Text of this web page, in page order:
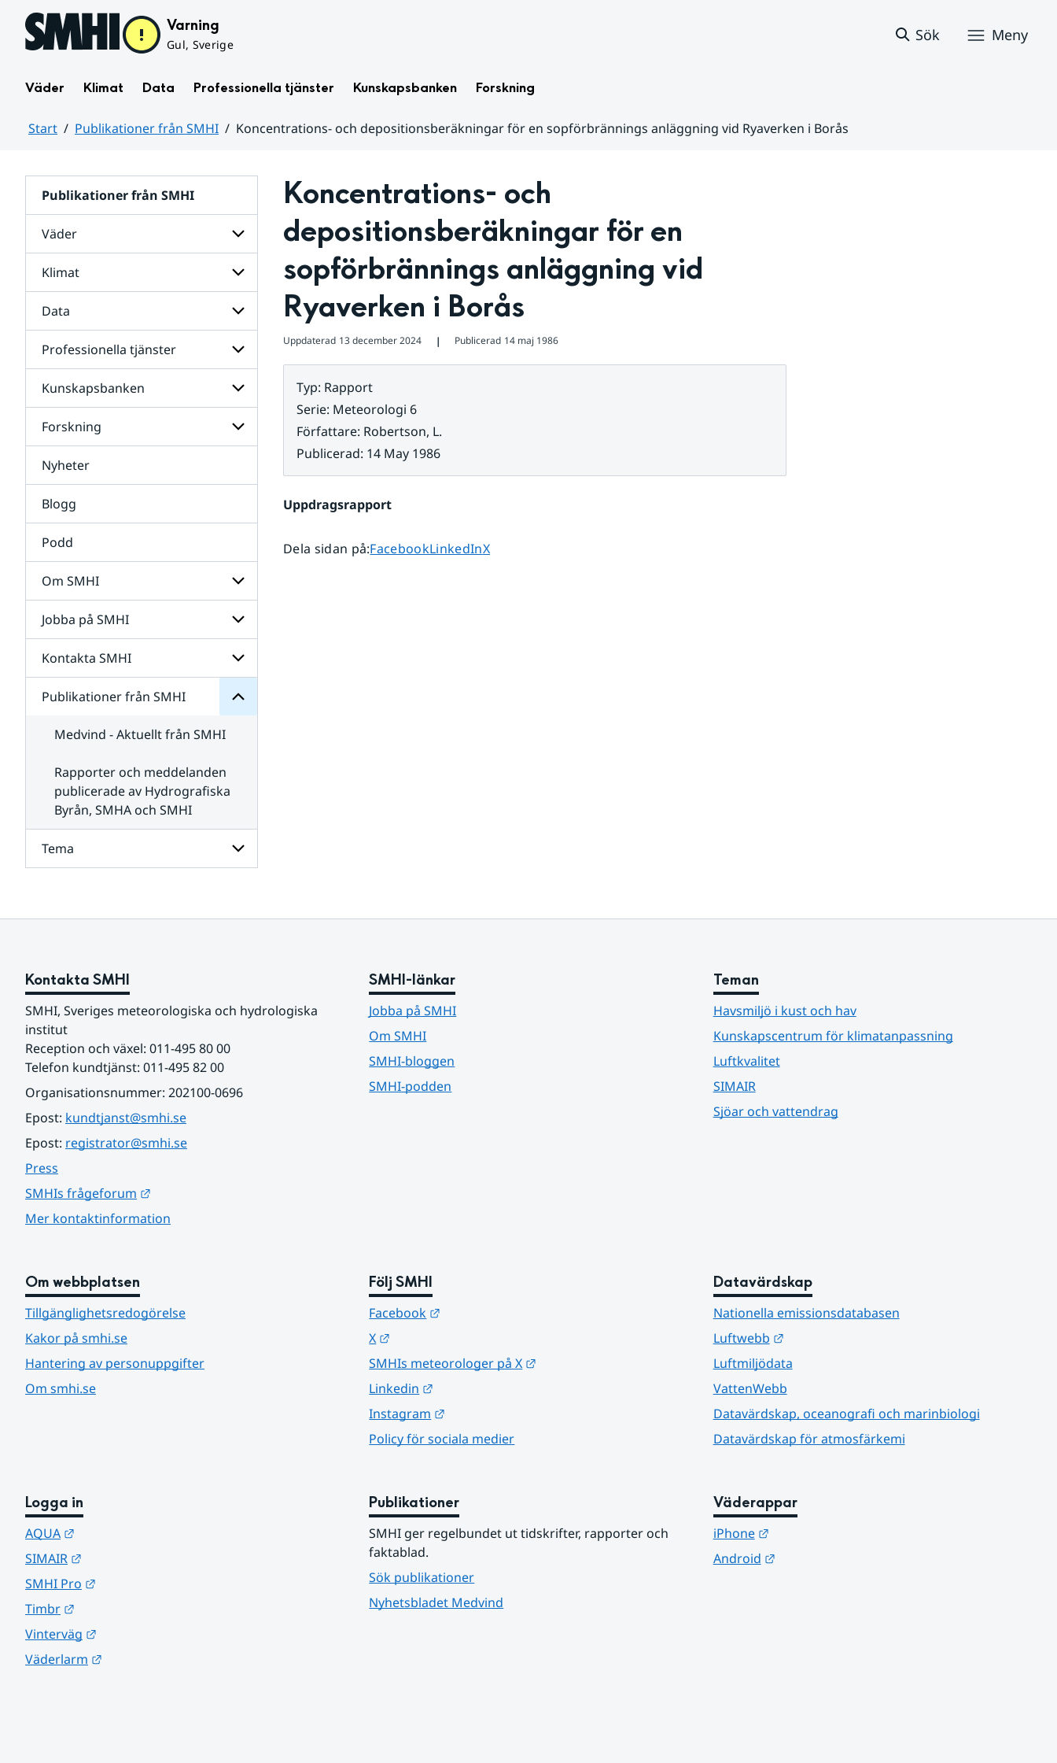
Hoppa till sidans innehåll Varning
Gul, Sverige
Sök Meny
Väder Klimat Data Professionella tjänster Kunskapsbanken Forskning
Start Publikationer från SMHI
Koncentrations- och depositionsberäkningar för en sopförbrännings anläggning vid Ryaverken i Borås
Publikationer från SMHI
Väder
Undersidor
för
Väder
Klimat
Undersidor
för
Klimat
Data
Undersidor
för
Data
Professionella tjänster
Undersidor
för
Professionella
tjänster
Kunskapsbanken
Undersidor
för
Kunskapsbanken
Forskning
för
Forskning
Nyheter
Blogg
Podd
Om SMHI
Undersidor
för
Om
SMHI
Jobba på SMHI
Undersidor
för
Jobba
på
Kontakta SMHI
Undersidor
Kontakta
SMHI
Publikationer från SMHI
Undersidor
för
Publikationer
från
SMHI
Medvind - Aktuellt från SMHI
Rapporter och meddelanden
publicerade av Hydrografiska
Byrån, SMHA och SMHI
Tema
Tema
Koncentrations- och
depositionsberäkningar för en
sopförbrännings anläggning vid
Ryaverken i Borås
Uppdaterad 13 december 2024 ❘ Publicerad 14 maj 1986
Typ: Rapport
Serie: Meteorologi 6
Författare: Robertson, L.
Publicerad: 14 May 1986
Uppdragsrapport
Dela sidan på:Dela sidan på
FacebookDela sidan på
LinkedInDela sidan på
X
Kontakta SMHI
SMHI, Sveriges meteorologiska och hydrologiska
institut
Reception och växel: 011-495 80 00
Telefon kundtjänst: 011-495 82 00
Organisationsnummer: 202100-0696
Epost: kundtjanst@smhi.se
Epost: registrator@smhi.se
Press
SMHIs frågeforum
Mer kontaktinformation
SMHI-länkar
Jobba på SMHI
Om SMHI
SMHI-bloggen
SMHI-podden
Teman
Havsmiljö i kust och hav
Kunskapscentrum för klimatanpassning
Luftkvalitet
SIMAIR
Sjöar och vattendrag
Om webbplatsen
Tillgänglighetsredogörelse
Kakor på smhi.se
Hantering av personuppgifter
Om smhi.se
Följ SMHI
Facebook
X
SMHIs meteorologer på X
Linkedin
Instagram
Policy för sociala medier
Datavärdskap
Nationella emissionsdatabasen
Luftwebb
Länk till annan webbplats.
Luftmiljödata
VattenWebb
Datavärdskap, oceanografi och marinbiologi
Datavärdskap för atmosfärkemi
Logga in
AQUA
SIMAIR
SMHI Pro
Timbr
Vinterväg
Väderlarm
Publikationer
SMHI ger regelbundet ut tidskrifter, rapporter och
faktablad.
Sök publikationer
Nyhetsbladet Medvind
Väderappar
iPhone
Länk till annan webbplats.
Android
Länk till annan webbplats.